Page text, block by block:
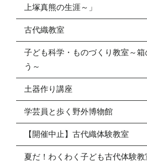
上塚真熊の生涯～」
古代織教室
子ども科学・ものづくり教室～箱
う～
土器作り講座
学芸員と歩く野外博物館
【開催中止】古代織体験教室
夏だ！わくわく子ども古代体験